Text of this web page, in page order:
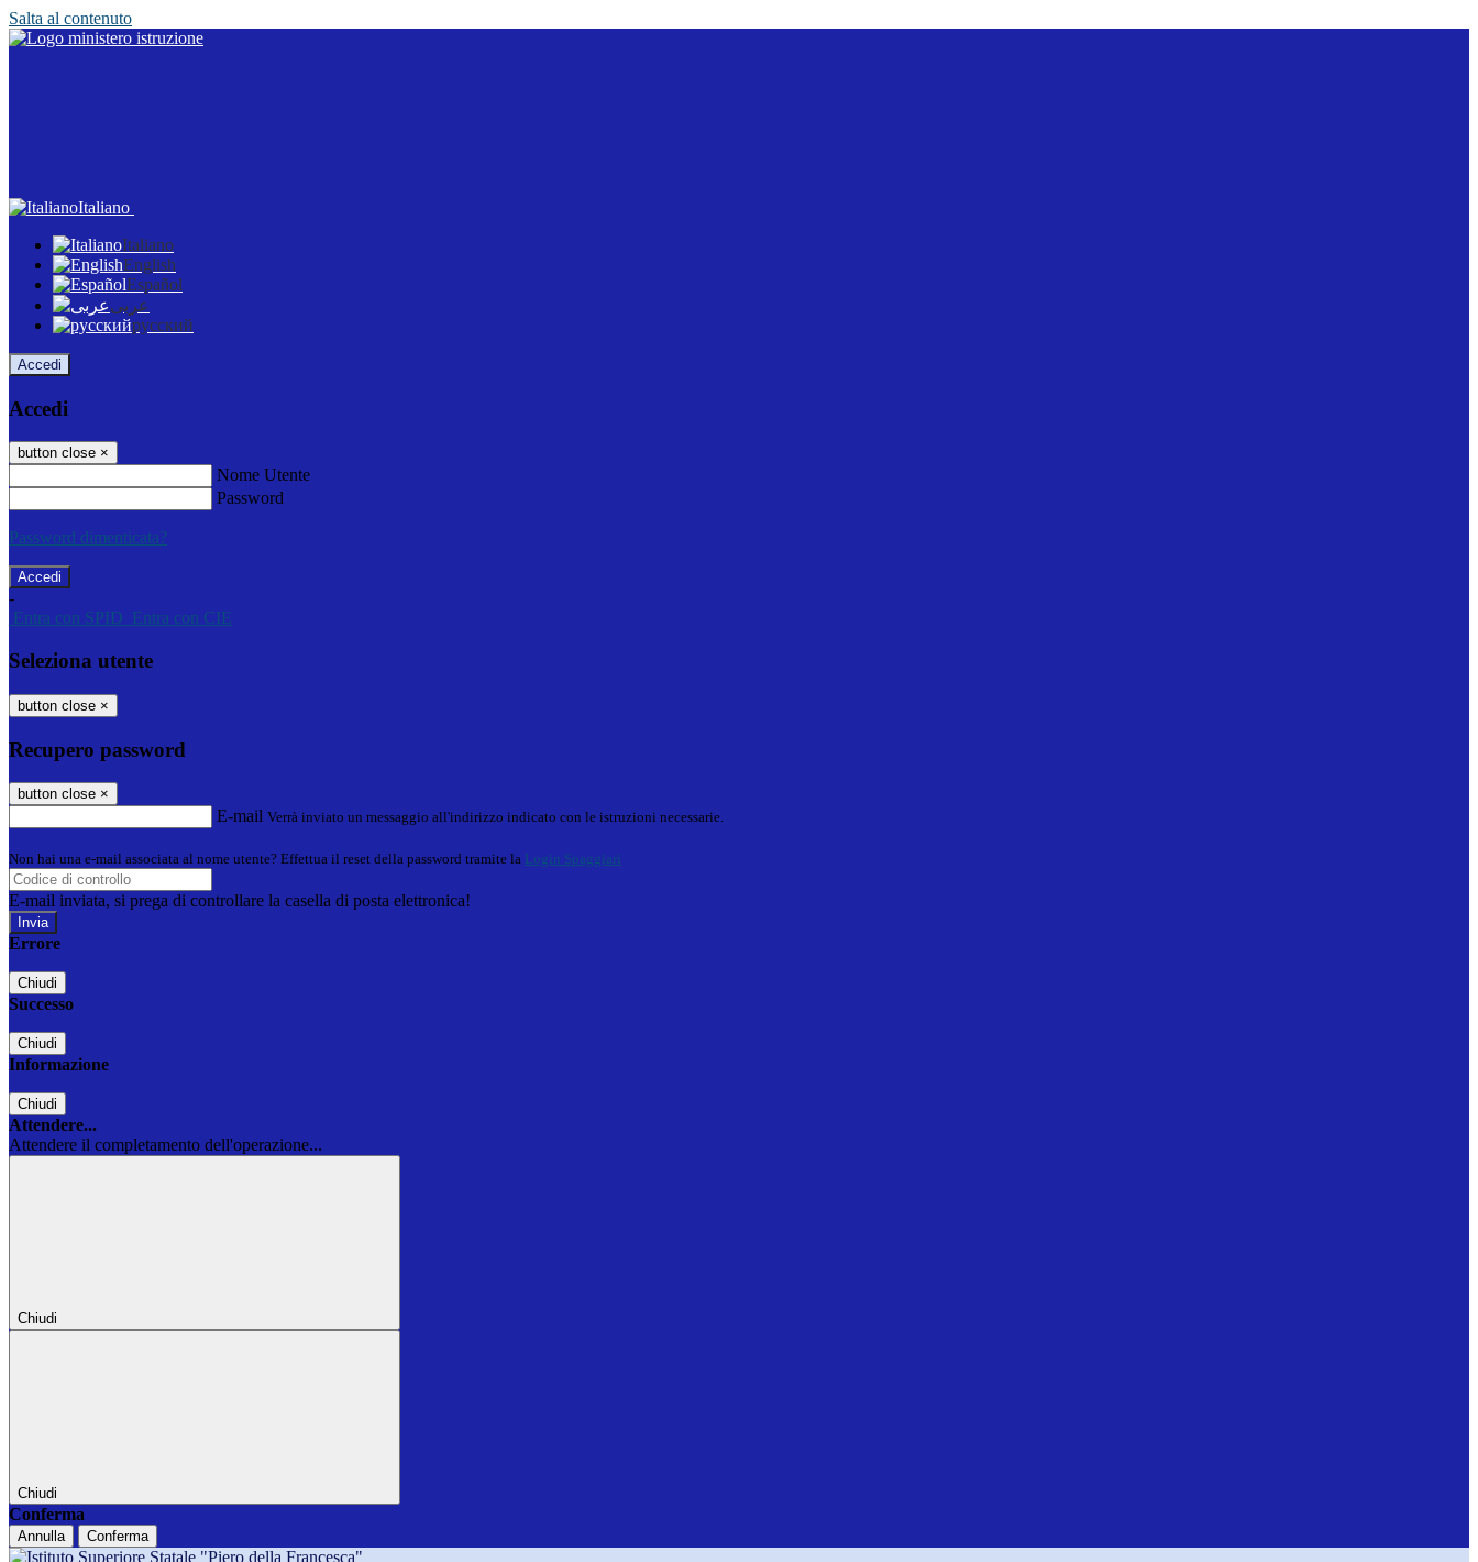
Salta al contenuto
Italiano
Italiano
English
Español
عربى
русский
Accedi
Accedi
button close ×
Nome Utente
Password
Password dimenticata?
-
Entra con SPID Entra con CIE
Seleziona utente
button close ×
Recupero password
button close ×
E-mail Verrà inviato un messaggio all'indirizzo indicato con le istruzioni necessarie.
Non hai una e-mail associata al nome utente? Effettua il reset della password tramite la Login Spaggiari
E-mail inviata, si prega di controllare la casella di posta elettronica!
Errore
Chiudi
Successo
Chiudi
Informazione
Chiudi
Attendere...
Attendere il completamento dell'operazione...
Chiudi
Chiudi
Conferma
Annulla Conferma